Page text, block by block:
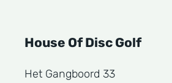
House Of Disc Golf
Het Gangboord 33